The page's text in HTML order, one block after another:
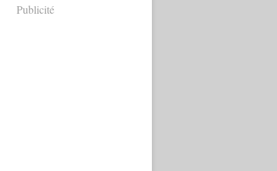
Publicité